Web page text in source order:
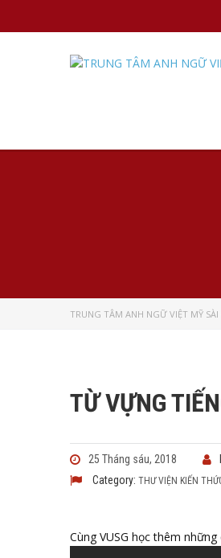
TRUNG TÂM ANH NGỮ VIỆT MỸ SÀI
TỪ VỰNG
25 Tháng sáu, 2018
Category: THƯ VIỆN KIẾN
Cùng VUSG học thêm